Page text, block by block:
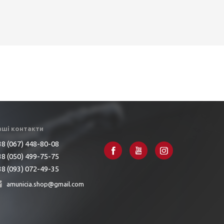
контакти
(067) 448-80-08
(050) 499-75-75
(093) 072-49-35
amunicia.shop@gmail.com